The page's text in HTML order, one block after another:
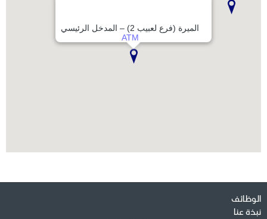
الميرة (فرع لعبيب 2) – المدخل الرئيسي
ATM
الوظائف
نبذة عنا